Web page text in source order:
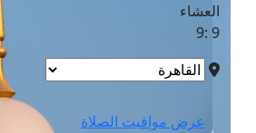
العشاء
9 :9
عرض مواقيت الصلاة